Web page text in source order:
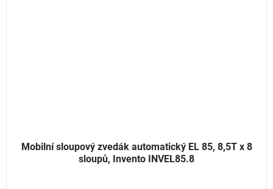
Mobilní sloupový zvedák automatický EL 85, 8,5T x 8
sloupů, Invento INVEL85.8